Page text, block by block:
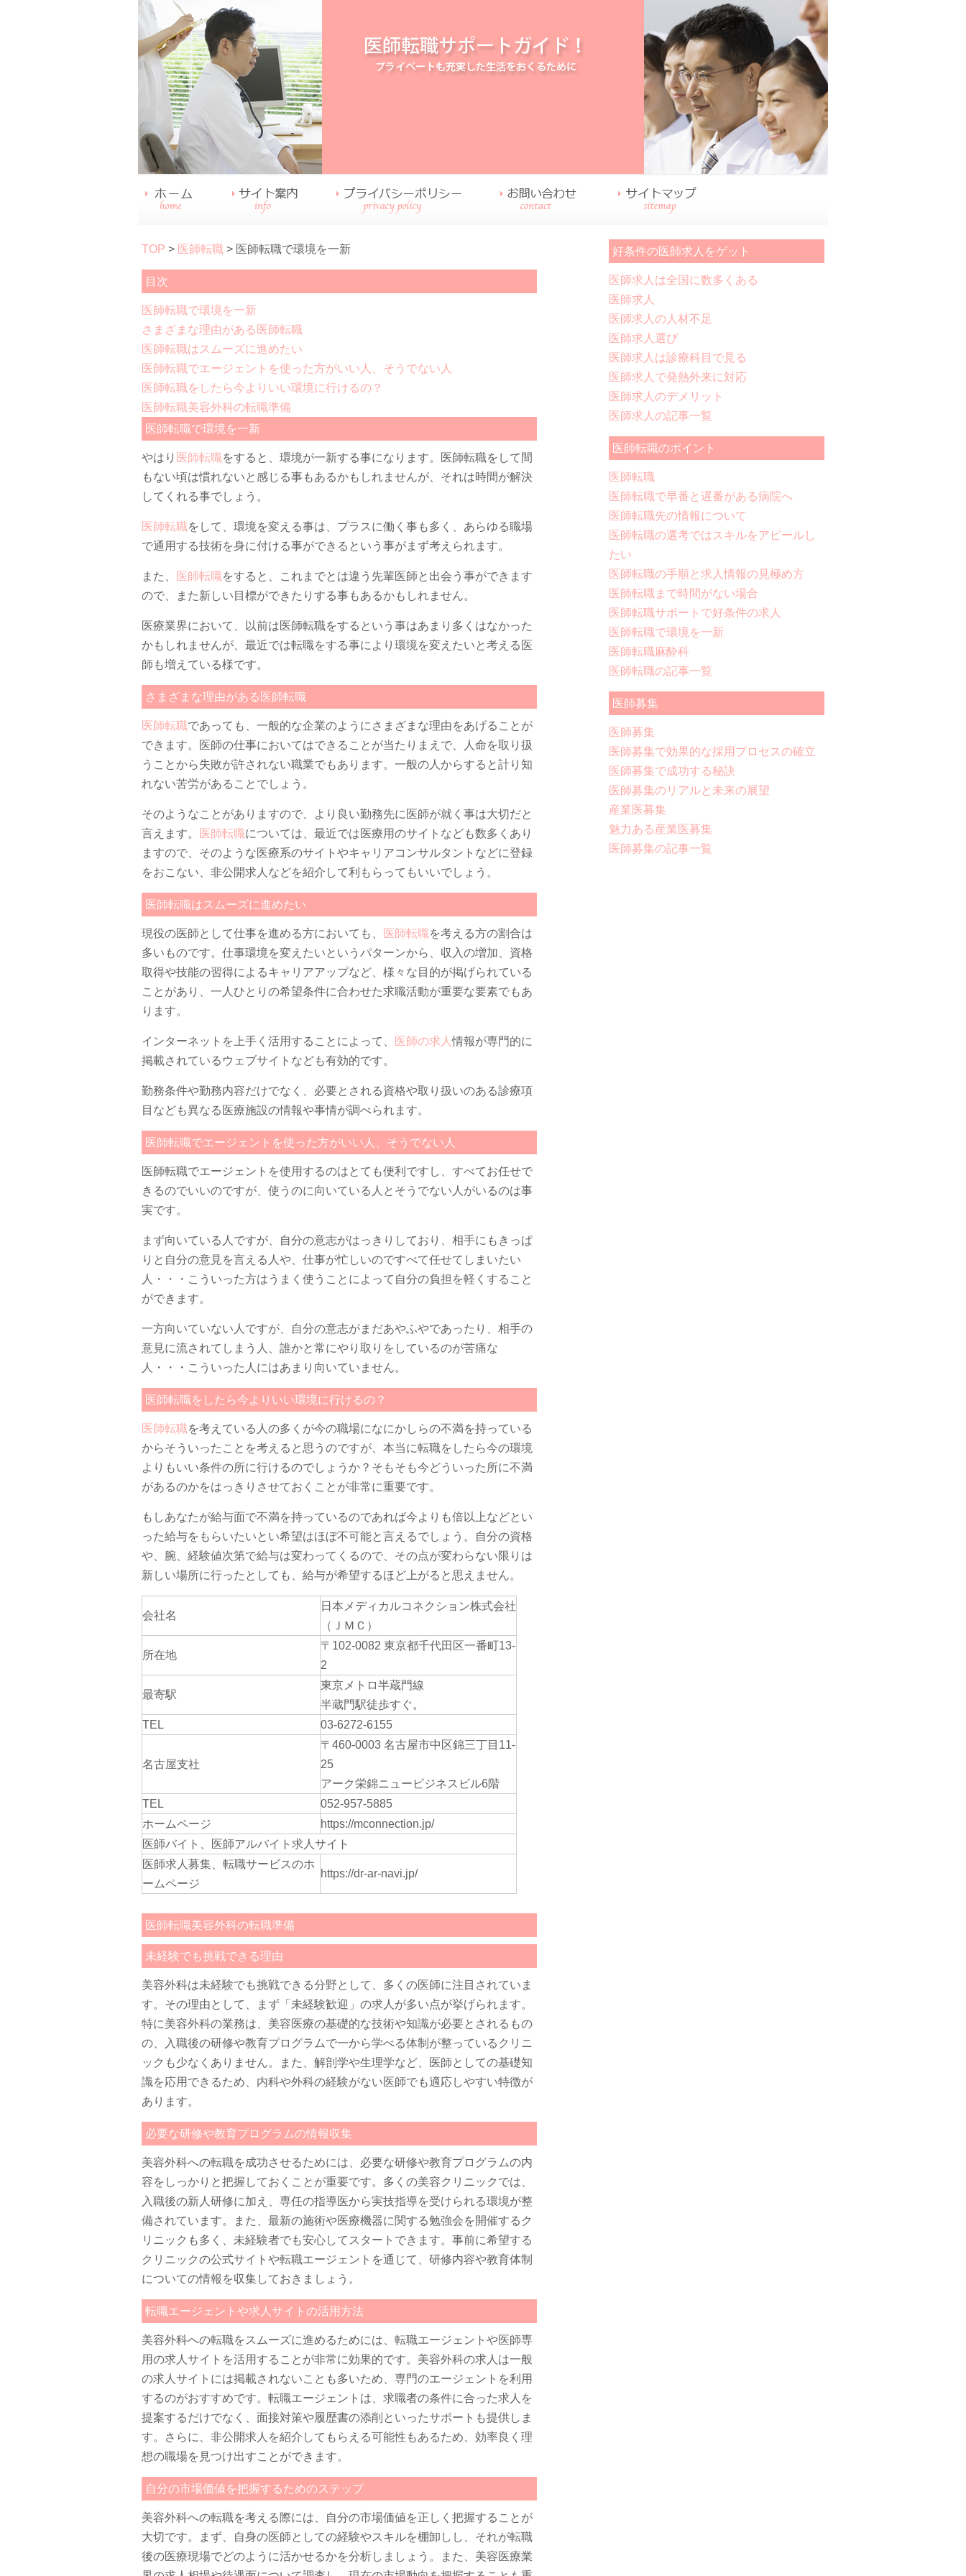
TOP > 医師転職 > 医師転職で環境を一新
目次
医師転職で環境を一新
さまざまな理由がある医師転職
医師転職はスムーズに進めたい
医師転職でエージェントを使った方がいい人、そうでない人
医師転職をしたら今よりいい環境に行けるの？
医師転職美容外科の転職準備
医師転職で環境を一新
やはり 医師転職をすると、環境が一新する事になります。医師転職をして間
もない頃は慣れないと感じる事もあるかもしれませんが、それは時間が解決
してくれる事でしょう。
医師転職をして、環境を変える事は、プラスに働く事も多く、あらゆる職場
で通用する技術を身に付ける事ができるという事がまず考えられます。
また、 医師転職をすると、これまでとは違う先輩医師と出会う事ができます
ので、また新しい目標ができたりする事もあるかもしれません。
医療業界において、以前は医師転職をするという事はあまり多くはなかった
かもしれませんが、最近では転職をする事により環境を変えたいと考える医
師も増えている様です。
さまざまな理由がある医師転職
医師転職であっても、一般的な企業のようにさまざまな理由をあげることが
できます。医師の仕事においてはできることが当たりまえで、人命を取り扱
うことから失敗が許されない職業でもあります。一般の人からすると計り知
れない苦労があることでしょう。
そのようなことがありますので、より良い勤務先に医師が就く事は大切だと
言えます。
医師転職については、最近では医療用のサイトなども数多くあり
ますので、そのような医療系のサイトやキャリアコンサルタントなどに登録
をおこない、非公開求人などを紹介して利もらってもいいでしょう。
医師転職はスムーズに進めたい
現役の医師として仕事を進める方においても、 医師転職を考える方の割合は
多いものです。仕事環境を変えたいというパターンから、収入の増加、資格
取得や技能の習得によるキャリアアップなど、様々な目的が掲げられている
ことがあり、一人ひとりの希望条件に合わせた求職活動が重要な要素でもあ
ります。
インターネットを上手く活用することによって、 医師の求人情報が専門的に
掲載されているウェブサイトなども有効的です。
勤務条件や勤務内容だけでなく、必要とされる資格や取り扱いのある診療項
目なども異なる医療施設の情報や事情が調べられます。
医師転職でエージェントを使った方がいい人、そうでない人
医師転職でエージェントを使用するのはとても便利ですし、すべてお任せで
きるのでいいのですが、使うのに向いている人とそうでない人がいるのは事
実です。
まず向いている人ですが、自分の意志がはっきりしており、相手にもきっぱ
りと自分の意見を言える人や、仕事が忙しいのですべて任せてしまいたい
人・・・こういった方はうまく使うことによって自分の負担を軽くすること
ができます。
一方向いていない人ですが、自分の意志がまだあやふやであったり、相手の
意見に流されてしまう人、誰かと常にやり取りをしているのが苦痛な
人・・・こういった人にはあまり向いていません。
医師転職をしたら今よりいい環境に行けるの？
医師転職を考えている人の多くが今の職場になにかしらの不満を持っている
からそういったことを考えると思うのですが、本当に転職をしたら今の環境
よりもいい条件の所に行けるのでしょうか？そもそも今どういった所に不満
があるのかをはっきりさせておくことが非常に重要です。
もしあなたが給与面で不満を持っているのであれば今よりも倍以上などとい
った給与をもらいたいとい希望はほぼ不可能と言えるでしょう。自分の資格
や、腕、経験値次第で給与は変わってくるので、その点が変わらない限りは
新しい場所に行ったとしても、給与が希望するほど上がると思えません。
会社名
日本メディカルコネクション株式会社
（ＪＭＣ）
所在地
〒102-0082 東京都千代田区一番町13-
2
最寄駅
東京メトロ半蔵門線
半蔵門駅徒歩すぐ。
TEL
03-6272-6155
名古屋支社
〒460-0003 名古屋市中区錦三丁目11-
25
アーク栄錦ニュービジネスビル6階
TEL
052-957-5885
ホームページ
https://mconnection.jp/
医師バイト、医師アルバイト求人サイト
医師求人募集、転職サービスのホ
ームページ
https://dr-ar-navi.jp/
医師転職美容外科の転職準備
未経験でも挑戦できる理由
美容外科は未経験でも挑戦できる分野として、多くの医師に注目されていま
す。その理由として、まず「未経験歓迎」の求人が多い点が挙げられます。
特に美容外科の業務は、美容医療の基礎的な技術や知識が必要とされるもの
の、入職後の研修や教育プログラムで一から学べる体制が整っているクリニ
ックも少なくありません。また、解剖学や生理学など、医師としての基礎知
識を応用できるため、内科や外科の経験がない医師でも適応しやすい特徴が
あります。
必要な研修や教育プログラムの情報収集
美容外科への転職を成功させるためには、必要な研修や教育プログラムの内
容をしっかりと把握しておくことが重要です。多くの美容クリニックでは、
入職後の新人研修に加え、専任の指導医から実技指導を受けられる環境が整
備されています。また、最新の施術や医療機器に関する勉強会を開催するク
リニックも多く、未経験者でも安心してスタートできます。事前に希望する
クリニックの公式サイトや転職エージェントを通じて、研修内容や教育体制
についての情報を収集しておきましょう。
転職エージェントや求人サイトの活用方法
美容外科への転職をスムーズに進めるためには、転職エージェントや医師専
用の求人サイトを活用することが非常に効果的です。美容外科の求人は一般
の求人サイトには掲載されないことも多いため、専門のエージェントを利用
するのがおすすめです。転職エージェントは、求職者の条件に合った求人を
提案するだけでなく、面接対策や履歴書の添削といったサポートも提供しま
す。さらに、非公開求人を紹介してもらえる可能性もあるため、効率良く理
想の職場を見つけ出すことができます。
自分の市場価値を把握するためのステップ
美容外科への転職を考える際には、自分の市場価値を正しく把握することが
大切です。まず、自身の医師としての経験やスキルを棚卸しし、それが転職
後の医療現場でどのように活かせるかを分析しましょう。また、美容医療業
好条件の医師求人をゲット
医師求人は全国に数多くある
医師求人
医師求人の人材不足
医師求人選び
医師求人は診療科目で見る
医師求人で発熱外来に対応
医師求人のデメリット
医師求人の記事一覧
医師転職のポイント
医師転職
医師転職で早番と遅番がある病院へ
医師転職先の情報について
医師転職の選考ではスキルをアピールし
たい
医師転職の手順と求人情報の見極め方
医師転職まで時間がない場合
医師転職サポートで好条件の求人
医師転職で環境を一新
医師転職麻酔科
医師転職の記事一覧
医師募集
医師募集
医師募集で効果的な採用プロセスの確立
医師募集で成功する秘訣
医師募集のリアルと未来の展望
産業医募集
魅力ある産業医募集
医師募集の記事一覧